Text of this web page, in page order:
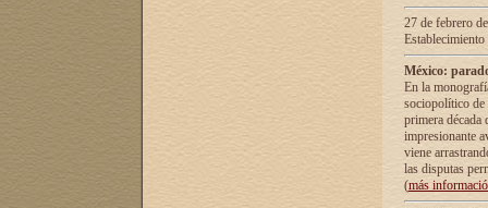
27 de febrero
México:
En la
sociopolítico de
primera década
impresionante
viene
las disputas
(más